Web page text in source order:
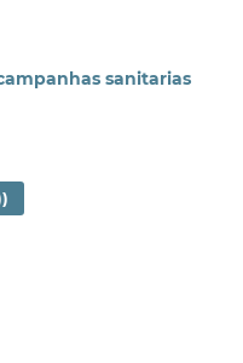
sanitarias